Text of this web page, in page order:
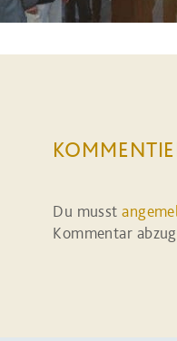
Du musst
Kommentar